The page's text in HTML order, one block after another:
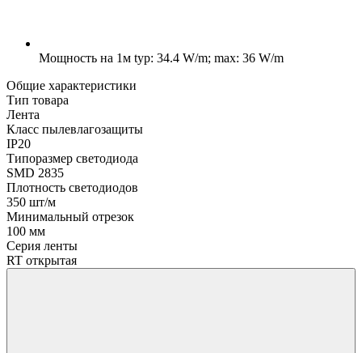
Мощность на 1м typ: 34.4 W/m; max: 36 W/m
Общие характеристики
Тип товара
Лента
Класс пылевлагозащиты
IP20
Типоразмер светодиода
SMD 2835
Плотность светодиодов
350 шт/м
Минимальный отрезок
100 мм
Серия ленты
RT открытая